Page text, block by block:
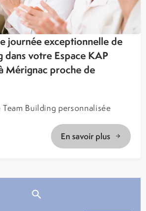
journée exceptionnelle de
dans votre Espace KAP
Mérignac proche de
Building personnalisée
En savoir plus